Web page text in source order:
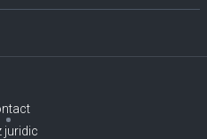
juridic